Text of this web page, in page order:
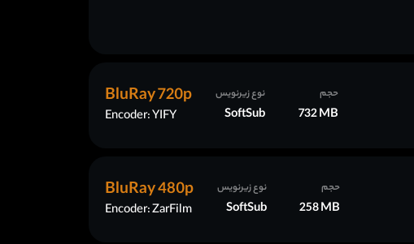
حجم
732 MB
نوع زیرنویس
SoftSub
BluRay 720p
Encoder: YIFY
حجم
258 MB
نوع زیرنویس
SoftSub
BluRay 480p
Encoder: ZarFilm